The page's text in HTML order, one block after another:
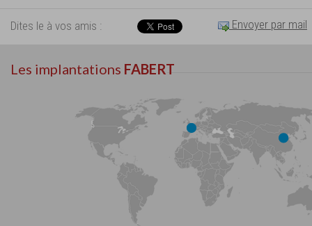
Dites le à vos amis : Envoyer par mail
Les implantations FABERT